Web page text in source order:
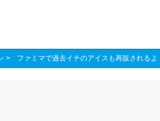
> ファミマで過去イチのアイスも再販される